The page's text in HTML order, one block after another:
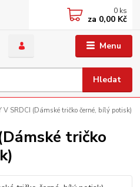
Menu
Hledat
0 ks
za 0,00 Kč
V SRDCI (Dámské tričko černé, bílý potisk)
tričko